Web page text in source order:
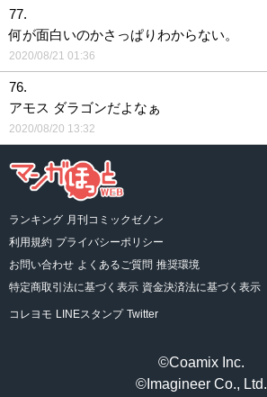
77.
何が面白いのかさっぱりわからない。
2020/08/21 01:36
76.
アモス ダラゴンだよなぁ
2020/08/20 13:32
ランキング 月刊コミックゼノン
利用規約 プライバシーポリシー
お問い合わせ よくあるご質問 推奨環境
特定商取引法に基づく表示 資金決済法に基づく表示
コレヨモ LINEスタンプ Twitter
©Coamix Inc.
©Imagineer Co., Ltd.